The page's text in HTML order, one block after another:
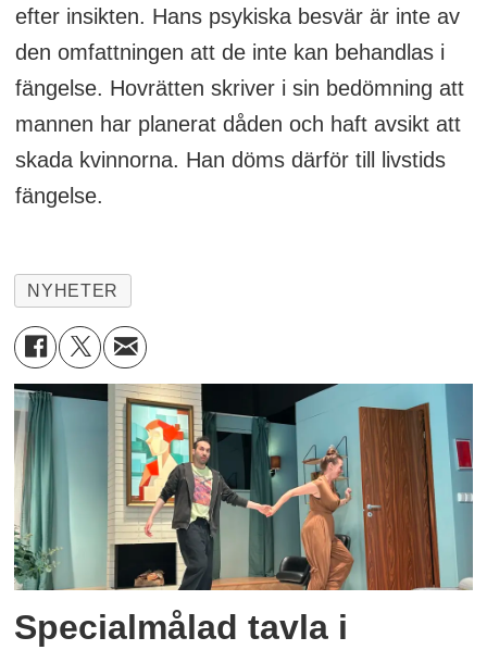
efter insikten. Hans psykiska besvär är inte av
den omfattningen att de inte kan behandlas i
fängelse. Hovrätten skriver i sin bedömning att
mannen har planerat dåden och haft avsikt att
skada kvinnorna. Han döms därför till livstids
fängelse.
NYHETER
Specialmålad tavla i